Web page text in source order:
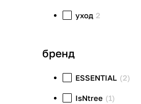
уход 2
бренд
ESSENTIAL (2)
IsNtree (1)